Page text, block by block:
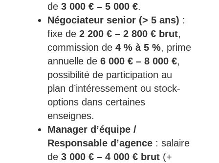
de 3 000 € – 5 000 €.
Négociateur senior (> 5 ans) :
fixe de 2 200 € – 2 800 € brut,
commission de 4 % à 5 %, prime
annuelle de 6 000 € – 8 000 €,
possibilité de participation au
plan d’intéressement ou stock-
options dans certaines
enseignes.
Manager d’équipe /
Responsable d’agence: salaire
de 3 000 € – 4 000 € brut(+